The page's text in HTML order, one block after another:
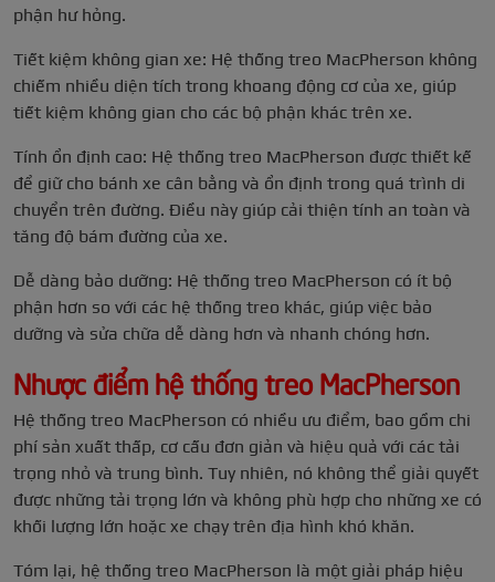
phận hư hỏng.
Tiết kiệm không gian xe: Hệ thống treo MacPherson không
chiếm nhiều diện tích trong khoang động cơ của xe, giúp
tiết kiệm không gian cho các bộ phận khác trên xe.
Tính ổn định cao: Hệ thống treo MacPherson được thiết kế
để giữ cho bánh xe cân bằng và ổn định trong quá trình di
chuyển trên đường. Điều này giúp cải thiện tính an toàn và
tăng độ bám đường của xe.
Dễ dàng bảo dưỡng: Hệ thống treo MacPherson có ít bộ
phận hơn so với các hệ thống treo khác, giúp việc bảo
dưỡng và sửa chữa dễ dàng hơn và nhanh chóng hơn.
Nhược điểm hệ thống treo MacPherson
Hệ thống treo MacPherson có nhiều ưu điểm, bao gồm chi
phí sản xuất thấp, cơ cấu đơn giản và hiệu quả với các tải
trọng nhỏ và trung bình. Tuy nhiên, nó không thể giải quyết
được những tải trọng lớn và không phù hợp cho những xe có
khối lượng lớn hoặc xe chạy trên địa hình khó khăn.
Tóm lại, hệ thống treo MacPherson là một giải pháp hiệu